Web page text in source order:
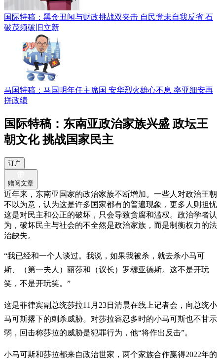
国际特稿：黑金丑闻与财政挑战双夹击 自民党未自我反省 石
破茂须破旧立新
马国特稿：马国明年任主席国 安华烈火雄心不息 率亚细安再
拼政绩
国际特稿：东南亚政治家族兴盛 政坛王
朝文化 挑战国家民主
订户
赠阅文章
近年来，东南亚国家的政治家族不断增加。一些人对政治王朝
不以为意，认为这是许多国家都有的普遍现象，更多人则担忧
这是对民主和公正的破坏，只会导致贪腐和滥权。政治学者认
为，破坏民主与社会的不全然是政治家族，而是制衡权力的法
治缺失。
“我已经和一个人谈过。我说，如果我被杀，就去杀小马可
斯、（第一夫人）丽莎和（议长）罗穆亚德斯。这不是开玩
笑，不是开玩笑。”
这是菲律宾副总统莎拉11月23日清晨在线上记者会，向总统小
马可斯撂下的刺杀威胁。对莎拉容忍多时的小马可斯也不甘示
弱，回击称莎拉的威胁是犯罪行为，他“将作出反击”。
小马可斯和莎拉都来自政治世家，两个家族合作赢得2022年的